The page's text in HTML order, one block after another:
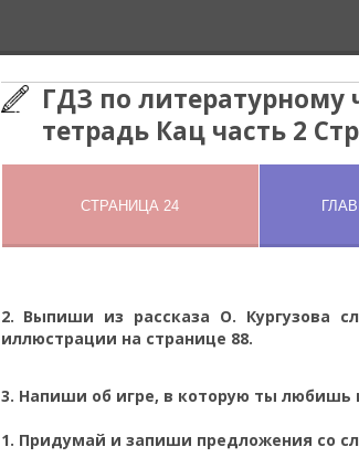
ГДЗ по литературному
тетрадь Кац часть 2
2. Выпиши из рассказа О. Кургузова
иллюстрации на странице 88.
3. Напиши об игре, в которую ты любишь
1. Придумай и запиши предложения со